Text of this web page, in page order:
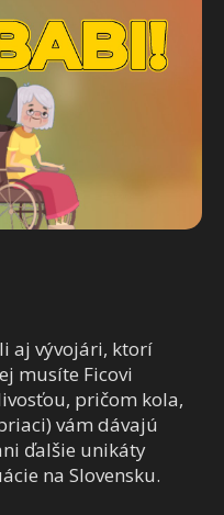
aj vývojári, ktorí
musíte Ficovi
pričom kola,
vám dávajú
ďalšie unikáty
na Slovensku.